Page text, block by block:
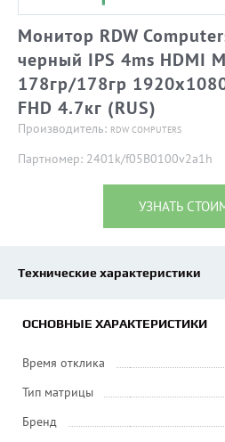
Монитор RDW
черный IPS 4ms HDMI
178гр/178гр
FHD 4.7кг (RUS)
Производитель: RDW COMPUTERS
Партномер: 2401k/f05В0100v2a1h
УЗНАТЬ
Технические характеристики
ОСНОВНЫЕ ХАРАКТЕРИСТИКИ
Время отклика
Тип матрицы
Бренд